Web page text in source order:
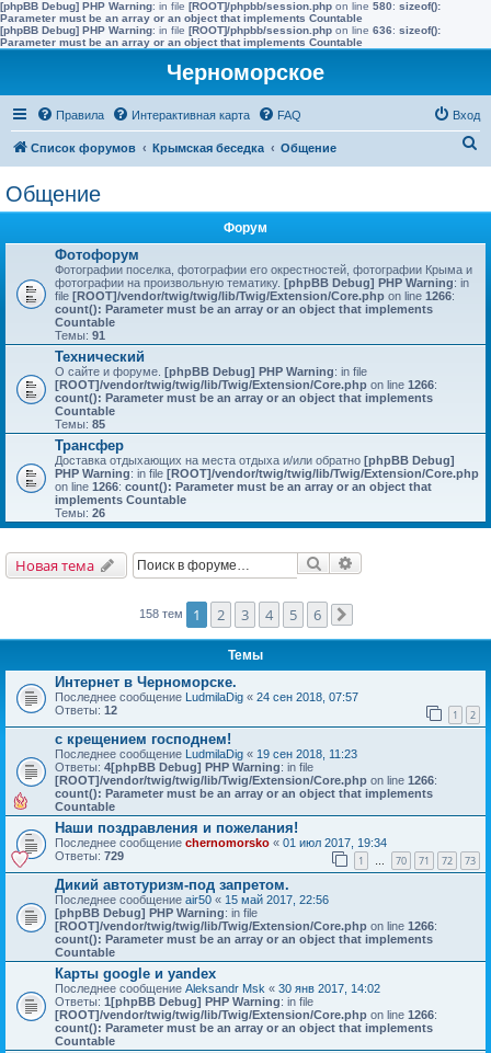
[phpBB Debug] PHP Warning: in file [ROOT]/phpbb/session.php on line 580: sizeof():
Parameter must be an array or an object that implements Countable
[phpBB Debug] PHP Warning: in file [ROOT]/phpbb/session.php on line 636: sizeof():
Parameter must be an array or an object that implements Countable
Черноморское
Правила Интерактивная карта FAQ Вход
Список форумов Крымская беседка Общение
Общение
Форум
Фотофорум
Фотографии поселка, фотографии его окрестностей, фотографии Крыма и
фотографии на произвольную тематику. [phpBB Debug] PHP Warning: in
file [ROOT]/vendor/twig/twig/lib/Twig/Extension/Core.php on line 1266:
count(): Parameter must be an array or an object that implements
Countable
Темы: 91
Технический
О сайте и форуме. [phpBB Debug] PHP Warning: in file
[ROOT]/vendor/twig/twig/lib/Twig/Extension/Core.php on line 1266:
count(): Parameter must be an array or an object that implements
Countable
Темы: 85
Трансфер
Доставка отдыхающих на места отдыха и/или обратно [phpBB Debug]
PHP Warning: in file [ROOT]/vendor/twig/twig/lib/Twig/Extension/Core.php
on line 1266: count(): Parameter must be an array or an object that
implements Countable
Темы: 26
Новая тема Поиск
158 тем 1 2 3 4 5 6
Темы
Интернет в Черноморске.
Последнее сообщение LudmilaDig « 24 сен 2018, 07:57
Ответы: 12 1 2
с крещением господнем!
Последнее сообщение LudmilaDig « 19 сен 2018, 11:23
Ответы: 4[phpBB Debug] PHP Warning: in file
[ROOT]/vendor/twig/twig/lib/Twig/Extension/Core.php on line 1266:
count(): Parameter must be an array or an object that implements
Countable
Наши поздравления и пожелания!
Последнее сообщение chernomorsko « 01 июл 2017, 19:34
Ответы: 729 1 … 70 71 72 73
Дикий автотуризм-под запретом.
Последнее сообщение air50 « 15 май 2017, 22:56
[phpBB Debug] PHP Warning: in file
[ROOT]/vendor/twig/twig/lib/Twig/Extension/Core.php on line 1266:
count(): Parameter must be an array or an object that implements
Countable
Карты google и yandex
Последнее сообщение Aleksandr Msk « 30 янв 2017, 14:02
Ответы: 1[phpBB Debug] PHP Warning: in file
[ROOT]/vendor/twig/twig/lib/Twig/Extension/Core.php on line 1266:
count(): Parameter must be an array or an object that implements
Countable